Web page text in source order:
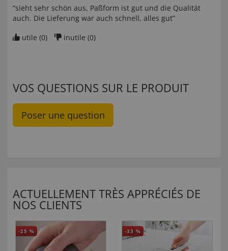
“sieht sehr schön aus, Paßform ist gut und die Qualität
auch. Die Lieferung war auch schnell, alles gut”
utile (0) inutile (0)
VOS QUESTIONS SUR LE PRODUIT
Poser une question
ACTUELLEMENT TRÈS APPRÉCIÉS DE
NOS CLIENTS
-25 % -33 %